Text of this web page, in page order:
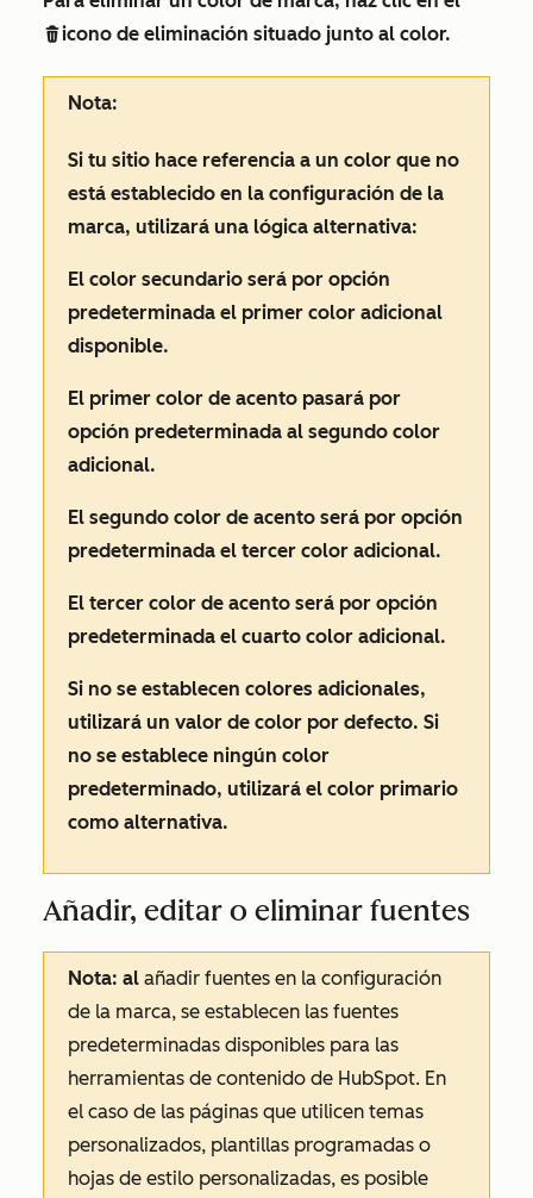
deleteIconicono de eliminación situado junto al color.
Nota:
Si tu sitio hace referencia a un color que no
está establecido en la configuración de la
marca, utilizará una lógica alternativa:
El color secundario será por opción
predeterminada el primer color adicional
disponible.
El primer color de acento pasará por
opción predeterminada al segundo color
adicional.
El segundo color de acento será por opción
predeterminada el tercer color adicional.
El tercer color de acento será por opción
predeterminada el cuarto color adicional.
Si no se establecen colores adicionales,
utilizará un valor de color por defecto. Si
no se establece ningún color
predeterminado, utilizará el color primario
como alternativa.
Añadir, editar o eliminar fuentes
Nota: al añadir fuentes en la configuración
de la marca, se establecen las fuentes
predeterminadas disponibles para las
herramientas de contenido de HubSpot. En
el caso de las páginas que utilicen temas
personalizados, plantillas programadas o
hojas de estilo personalizadas, es posible